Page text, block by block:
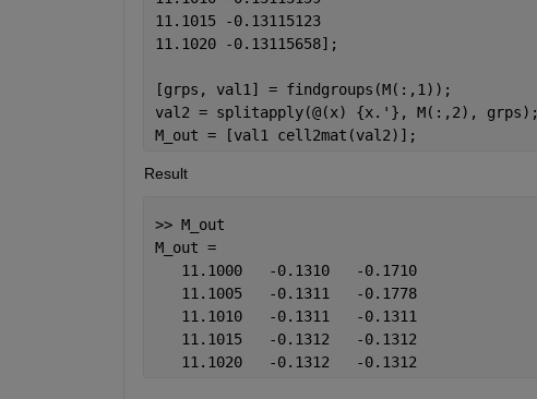
11.1015	-0.13115123
11.1020	-0.13115658];
[grps, val1] = findgroups(M(:,1));
val2 = splitapply(@(x) {x.'}, M(:,2), grps);
M_out = [val1 cell2mat(val2)];
Result
>> M_out
M_out =
   11.1000   -0.1310   -0.1710
   11.1005   -0.1311   -0.1778
   11.1010   -0.1311   -0.1311
   11.1015   -0.1312   -0.1312
   11.1020   -0.1312   -0.1312